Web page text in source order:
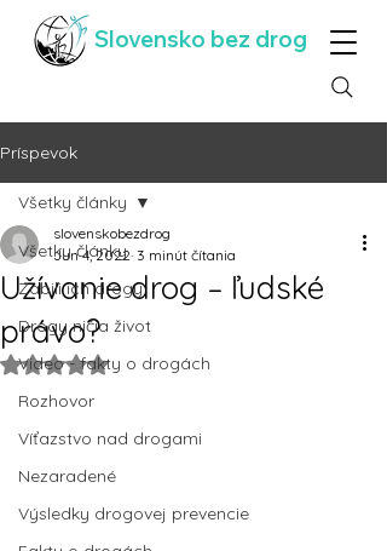
Slovensko bez drog
Príspevok
Všetky články
Zabili ich drogy
Drogy ničia život
Video - fakty o drogách
Rozhovor
Víťazstvo nad drogami
Nezaradené
Výsledky drogovej prevencie
Všetky články
Užívanie drog – ľudské
právo?
slovenskobezdrog
Jun 4, 2022 3 minút čítania
Hodnotenie NaN z 5 hviezdičiek.